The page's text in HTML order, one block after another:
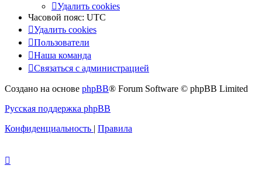
Удалить cookies
Часовой пояс: UTC
Удалить cookies
Пользователи
Наша команда
Связаться с администрацией
Создано на основе phpBB® Forum Software © phpBB Limited
Русская поддержка phpBB
Конфиденциальность | Правила